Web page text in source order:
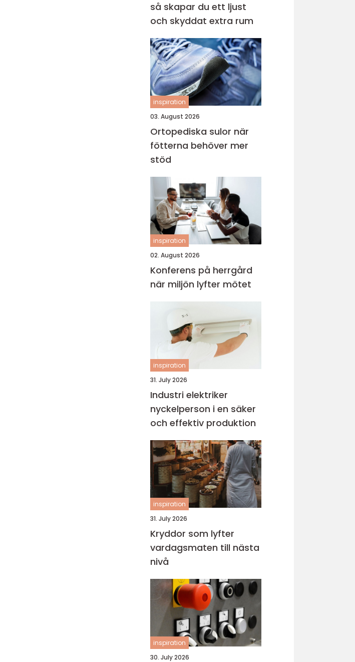
så skapar du ett ljust
och skyddat extra rum
inspiration
03. August 2026
Ortopediska sulor när
fötterna behöver mer
stöd
inspiration
02. August 2026
Konferens på herrgård
när miljön lyfter mötet
inspiration
31. July 2026
Industri elektriker
nyckelperson i en säker
och effektiv produktion
inspiration
31. July 2026
Kryddor som lyfter
vardagsmaten till nästa
nivå
inspiration
30. July 2026